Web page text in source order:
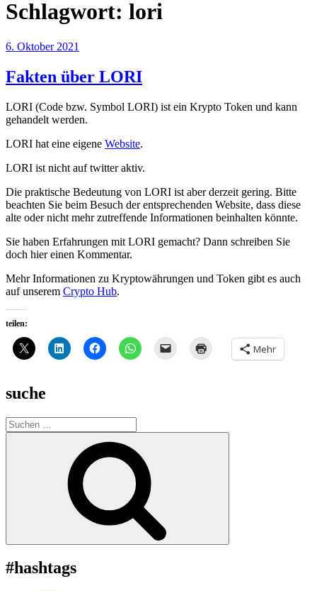
Schlagwort: lori
Veröffentlicht
6. Oktober 2021
Fakten über LORI
LORI (Code bzw. Symbol LORI) ist ein Krypto Token und kann
gehandelt werden.
LORI hat eine eigene Website.
LORI ist nicht auf twitter aktiv.
Die praktische Bedeutung von LORI ist aber derzeit gering. Bitte
beachten Sie beim Besuch der entsprechenden Website, dass diese
alte oder nicht mehr zutreffende Informationen beinhalten könnte.
Sie haben Erfahrungen mit LORI gemacht? Dann schreiben Sie
doch hier einen Kommentar.
Mehr Informationen zu Kryptowährungen und Token gibt es auch
auf unserem Crypto Hub.
teilen:
Mehr
suche
Suche
nach:
#hashtags